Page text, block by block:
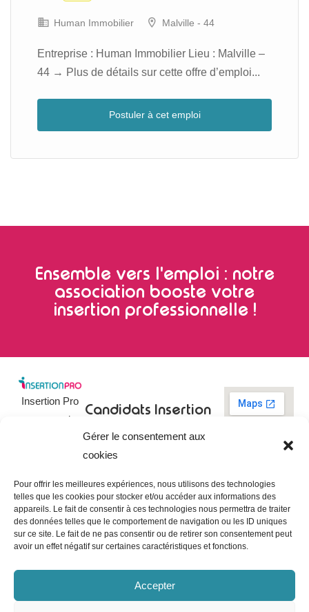
Gérer le consentement aux
cookies
Pour offrir les meilleures expériences, nous utilisons des technologies
telles que les cookies pour stocker et/ou accéder aux informations des
appareils. Le fait de consentir à ces technologies nous permettra de traiter
des données telles que le comportement de navigation ou les ID uniques
sur ce site. Le fait de ne pas consentir ou de retirer son consentement peut
avoir un effet négatif sur certaines caractéristiques et fonctions.
Accepter
Human Immobilier Malville - 44
Entreprise : Human Immobilier Lieu : Malville –
44 → Plus de détails sur cette offre d’emploi...
Postuler à cet emploi
Ensemble vers l'emploi : notre
association booste votre
insertion professionnelle !
Insertion Pro
est une action
pour
l’Insertion
Professionnelle ,
dédiée à
l’insertion et
Candidats
emploi
Tableau de
bord du
candidat
Entreprises
Poster une
entreprises
Insertion
09 73 03 78
Contact
CGU
Mentions
légales
confidentialité
Politique de